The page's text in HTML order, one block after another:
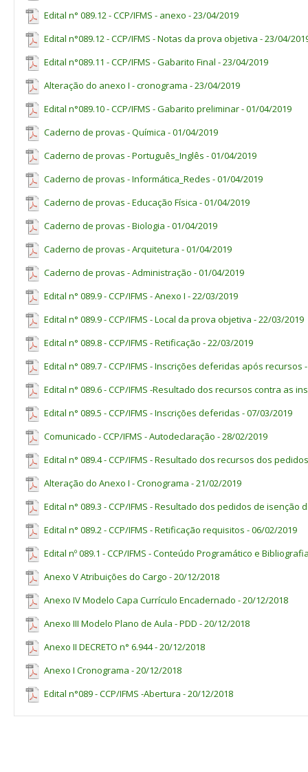
Edital n° 089.12 - CCP/IFMS - anexo - 23/04/2019
Edital n°089.12 - CCP/IFMS - Notas da prova objetiva - 23/04/
Edital n°089.11 - CCP/IFMS - Gabarito Final - 23/04/2019
Alteração do anexo I - cronograma - 23/04/2019
Edital n°089.10 - CCP/IFMS - Gabarito preliminar - 01/04/2019
Caderno de provas - Química - 01/04/2019
Caderno de provas - Português_Inglês - 01/04/2019
Caderno de provas - Informática_Redes - 01/04/2019
Caderno de provas - Educação Física - 01/04/2019
Caderno de provas - Biologia - 01/04/2019
Caderno de provas - Arquitetura - 01/04/2019
Caderno de provas - Administração - 01/04/2019
Edital n° 089.9 - CCP/IFMS - Anexo I - 22/03/2019
Edital n° 089.9 - CCP/IFMS - Local da prova objetiva - 22/03/2019
Edital n° 089.8 - CCP/IFMS - Retificação - 22/03/2019
Edital n° 089.7 - CCP/IFMS - Inscrições deferidas após recursos
Edital n° 089.6 - CCP/IFMS -Resultado dos recursos contra as
Edital n° 089.5 - CCP/IFMS - Inscrições deferidas - 07/03/2019
Comunicado - CCP/IFMS - Autodeclaração - 28/02/2019
Edital n° 089.4 - CCP/IFMS - Resultado dos recursos dos
Alteração do Anexo I - Cronograma - 21/02/2019
Edital n° 089.3 - CCP/IFMS - Resultado dos pedidos de isenção
Edital n° 089.2 - CCP/IFMS - Retificação requisitos - 06/02/2019
Edital nº 089.1 - CCP/IFMS - Conteúdo Programático e
Anexo V Atribuições do Cargo - 20/12/2018
Anexo IV Modelo Capa Currículo Encadernado - 20/12/2018
Anexo III Modelo Plano de Aula - PDD - 20/12/2018
Anexo II DECRETO n° 6.944 - 20/12/2018
Anexo I Cronograma - 20/12/2018
Edital n°089 - CCP/IFMS -Abertura - 20/12/2018